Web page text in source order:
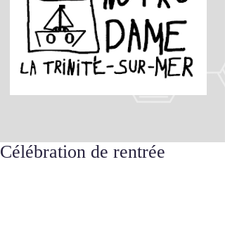
Célébration de rentrée